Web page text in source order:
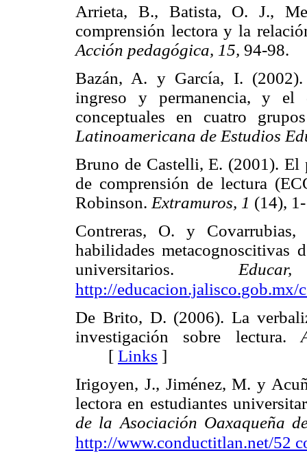
Arrieta, B., Batista, O. J.,
comprensión lectora y la
Acción pedagógica, 15, 94-
Bazán, A. y García, I. (2002).
ingreso y permanencia, y el
conceptuales en cuatro
Latinoamericana de Estudios
Bruno de Castelli, E. (2001). El
de comprensión de lectura
Robinson. Extramuros, 1 (14),
Contreras, O. y Covarrubias,
habilidades metacognoscitivas
universitarios.
http://educacion.jalisco.gob.mx/
De Brito, D. (2006). La
investigación sobre lectura.
[ Links ]
Irigoyen, J., Jiménez, M. y
lectora en estudiantes
de la Asociación Oaxaqueña
http://www.conductitlan.net/52